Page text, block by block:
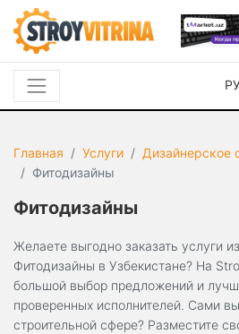
Главная Услуги
Дизайнерское
Фитодизайны
Фитодизайны
Желаете выгодно заказать услуги
Фитодизайны в Узбекистане? На
большой выбор предложений и
проверенных исполнителей. Сами
строительной сфере? Разместите